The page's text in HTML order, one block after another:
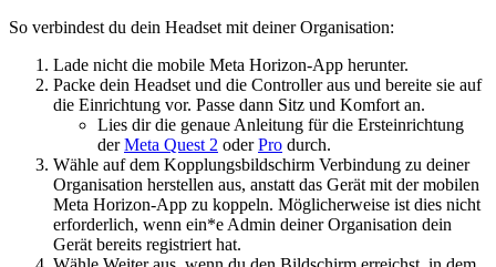
So verbindest du dein Headset mit deiner Organisation:
Lade nicht die mobile Meta Horizon-App herunter.
Packe dein Headset und die Controller aus und bereite sie auf
die Einrichtung vor. Passe dann Sitz und Komfort an.
Lies dir die genaue Anleitung für die Ersteinrichtung
derMeta Quest 2 oderPro durch.
Wähle auf dem Kopplungsbildschirm Verbindung zu deiner
Organisation herstellen aus, anstatt das Gerät mit der mobilen
Meta Horizon-App zu koppeln. Möglicherweise ist dies nicht
erforderlich, wenn ein*e Admin deiner Organisation dein
Gerät bereits registriert hat.